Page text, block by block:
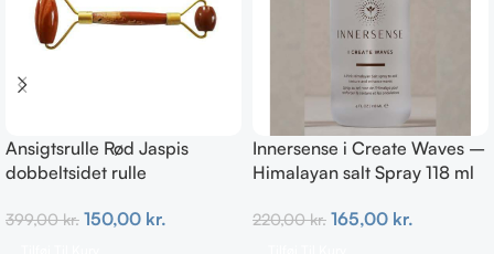
Ansigtsrulle Rød Jaspis
dobbeltsidet rulle
399,00kr. 150,00 kr.
Innersense i Create Waves –
Himalayan salt Spray 118 ml
220,00kr. 165,00 kr.